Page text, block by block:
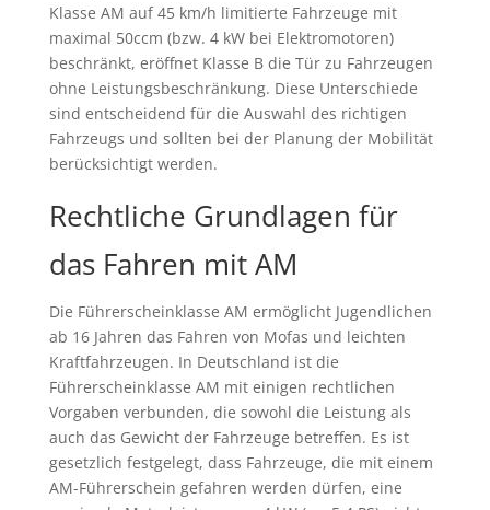
Klasse AM auf 45 km/h limitierte Fahrzeuge mit
maximal 50ccm (bzw. 4 kW bei Elektromotoren)
beschränkt, eröffnet Klasse B die Tür zu Fahrzeugen
ohne Leistungsbeschränkung. Diese Unterschiede
sind entscheidend für die Auswahl des richtigen
Fahrzeugs und sollten bei der Planung der Mobilität
berücksichtigt werden.
Rechtliche Grundlagen für
das Fahren mit AM
Die Führerscheinklasse AM ermöglicht Jugendlichen
ab 16 Jahren das Fahren von Mofas und leichten
Kraftfahrzeugen. In Deutschland ist die
Führerscheinklasse AM mit einigen rechtlichen
Vorgaben verbunden, die sowohl die Leistung als
auch das Gewicht der Fahrzeuge betreffen. Es ist
gesetzlich festgelegt, dass Fahrzeuge, die mit einem
AM-Führerschein gefahren werden dürfen, eine